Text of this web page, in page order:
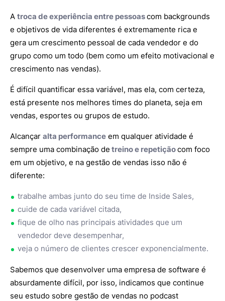
A troca de experiência entre pessoascom backgrounds
e objetivos de vida diferentes é extremamente rica e
gera um crescimento pessoal de cada vendedor e do
grupo como um todo (bem como um efeito motivacional e
crescimento nas vendas).
É difícil quantificar essa variável, mas ela, com certeza,
está presente nos melhores times do planeta, seja em
vendas, esportes ou grupos de estudo.
Alcançar alta performance em qualquer atividade é
sempre uma combinação de treino e repetiçãocom foco
em um objetivo, e na gestão de vendas isso não é
diferente:
trabalhe ambas junto do seu time de Inside Sales,
cuide de cada variável citada,
fique de olho nas principais atividades que um
vendedor deve desempenhar,
veja o número de clientes crescer exponencialmente.
Sabemos que desenvolver uma empresa de software é
absurdamente difícil, por isso, indicamos que continue
seu estudo sobre gestão de vendas no podcast